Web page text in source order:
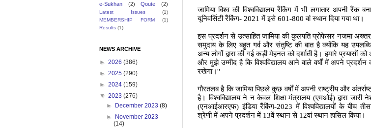
जामिया विश्व की विश्वविद्यालय रैंकिंग में भी लगातार अपनी रैंक
यूनिवर्सिटी रैंकिंग- 2021 में इसे601-800वां स्थान दिया गया था।
इस प्रदर्शन से उत्साहित जामिया की कुलपति प्रोफेसर नजमा
समुदाय के लिए बहुत गर्व और संतुष्टि की बात है क्योंकि यह उपलब्धि
अन्य लोगों द्वारा की गई कड़ी मेहनत को दर्शाती है। हमारे प्रयासों को
और मुझे उम्मीद है कि विश्वविद्यालय आने वाले वर्षों में अपने
रखेगा।''
गौरतलब है कि जामिया पिछले कुछ वर्षों में अपनी राष्ट्रीय और
है। विश्वविद्यालय ने न केवल शिक्षा मंत्रालय (एमओई) द्वारा
(एनआईआरएफ) इंडिया रैंकिंग-2023 में विश्वविद्यालयों के बीच
श्रेणी में अपने प्रदर्शन में 13वें स्थान से 12वां स्थान हासिल किया।
e-Sukhan
(2) Qoute (2)
Latest Issues
(1)
MEMBERSHIP FORM
(1)
Results (1)
NEWS ARCHIVE
► 2026 (386)
► 2025 (290)
► 2024 (159)
▼ 2023 (276)
►
December 2023(8)
►
November 2023
(14)